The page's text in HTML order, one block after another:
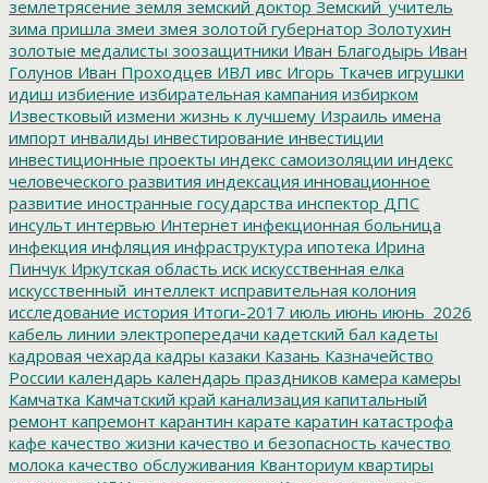
землетрясение земля земский доктор Земский_учитель
зима пришла змеи змея золотой губернатор Золотухин
золотые медалисты зоозащитники Иван Благодырь Иван
Голунов Иван Проходцев ИВЛ ивс Игорь Ткачев игрушки
идиш избиение избирательная кампания избирком
Известковый измени жизнь к лучшему Израиль имена
импорт инвалиды инвестирование инвестиции
инвестиционные проекты индекс самоизоляции индекс
человеческого развития индексация инновационное
развитие иностранные государства инспектор ДПС
инсульт интервью Интернет инфекционная больница
инфекция инфляция инфраструктура ипотека Ирина
Пинчук Иркутская область иск искусственная елка
искусственный_интеллект исправительная колония
исследование история Итоги-2017 июль июнь июнь_2026
кабель линии электропередачи кадетский бал кадеты
кадровая чехарда кадры казаки Казань Казначейство
России календарь календарь праздников камера камеры
Камчатка Камчатский край канализация капитальный
ремонт капремонт карантин карате каратин катастрофа
кафе качество жизни качество и безопасность качество
молока качество обслуживания Кванториум квартиры